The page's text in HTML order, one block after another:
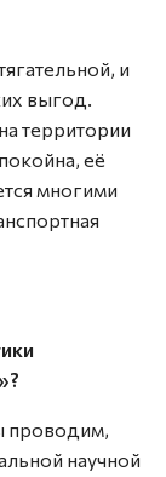
и
выгод.
территории
её
многими
проводим,
научной